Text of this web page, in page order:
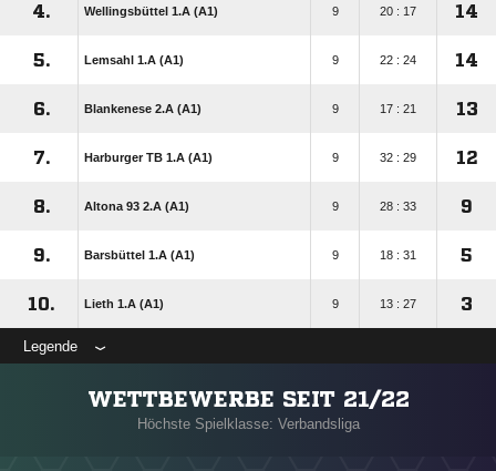
4. Wellingsbüttel 1.A (A1) 9 20 : 17 14
5. Lemsahl 1.A (A1) 9 22 : 24 14
6. Blankenese 2.A (A1) 9 17 : 21 13
7. Harburger TB 1.A (A1) 9 32 : 29 12
8. Altona 93 2.A (A1) 9 28 : 33 9
9. Barsbüttel 1.A (A1) 9 18 : 31 5
10. Lieth 1.A (A1) 9 13 : 27 3
Legende
WETTBEWERBE SEIT 21/22
Höchste Spielklasse: Verbandsliga